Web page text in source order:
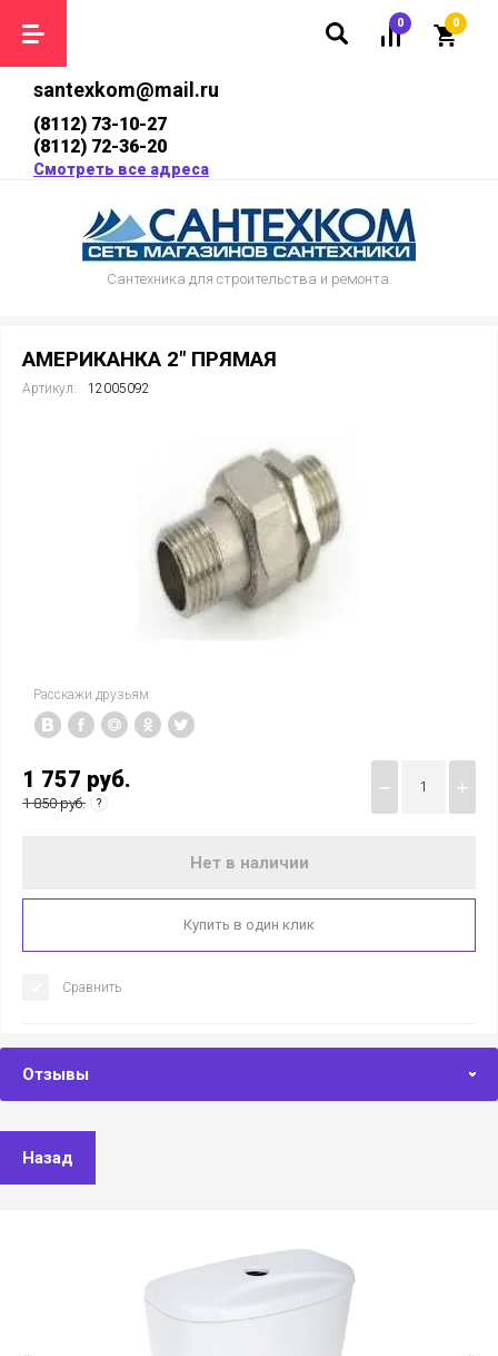
0 0
santexkom@mail.ru
(8112) 73-10-27
(8112) 72-36-20
Смотреть все адреса
Сантехника для строительства и ремонта.
АМЕРИКАНКА 2" ПРЯМАЯ
Артикул: 12005092
Расскажи друзьям:
1 757 руб.
1 850 руб.
− +
Нет в наличии
Купить в один клик
Сравнить
Отзывы
Назад